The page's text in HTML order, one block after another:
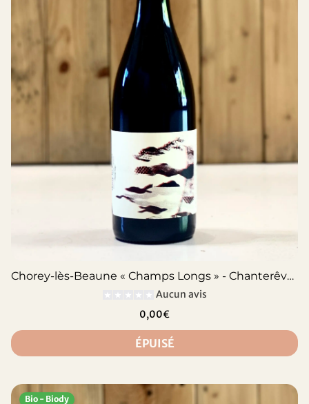
Chorey-lès-Beaune « Champs Longs » - Chanterêves
Aucun avis
0,00€
ÉPUISÉ
Bio - Biody